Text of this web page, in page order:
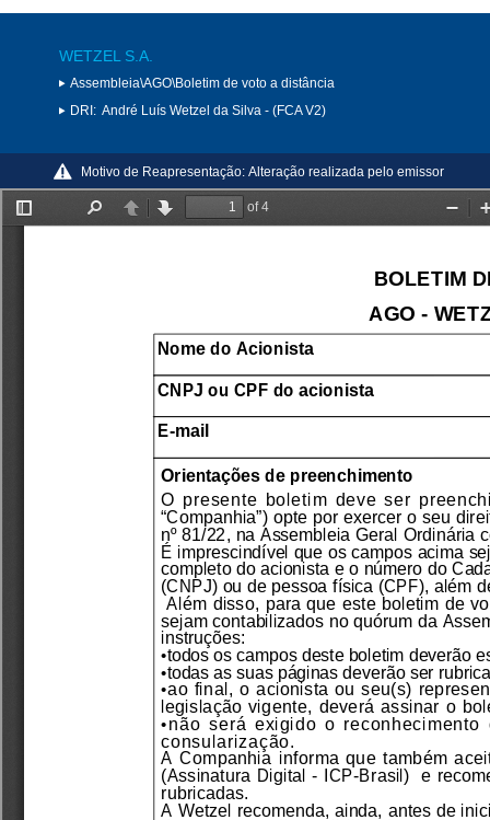
WETZEL S.A.
Assembleia\AGO\Boletim de voto a distância
DRI: André Luís Wetzel da Silva - (FCA V2)
Motivo de Reapresentação: Alteração realizada pelo emissor